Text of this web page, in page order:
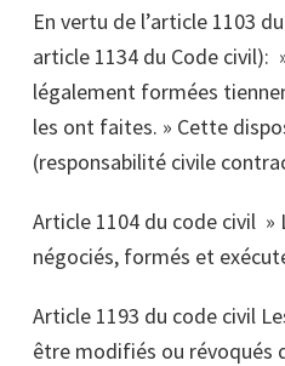
En vertu de l’article 1103
article 1134 du Code civil):
légalement formées
les ont faites. » Cette
(responsabilité civile
Article 1104 du code civil
négociés, formés et
Article 1193 du code civil
être modifiés ou révoqués